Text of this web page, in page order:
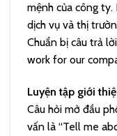
mệnh của công
dịch vụ và thị
Chuẩn bị câu trả
work for our
Luyện tập giới
Câu hỏi mở đầu
vấn là “Tell me